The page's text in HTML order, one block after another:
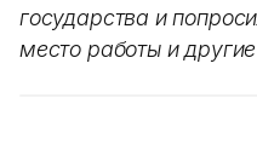
государства и
место работы и